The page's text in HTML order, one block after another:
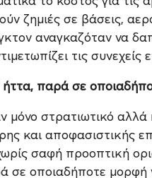
ζημιές σε βάσεις,
αναγκαζόταν να
τις συνεχείς
παρά σε
στρατιωτικό αλλά
και αποφασιστικής
σαφή προοπτική
σε οποιαδήποτε μορφή